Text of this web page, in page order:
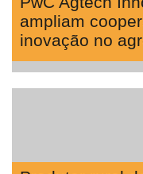
ampliam
inovação no